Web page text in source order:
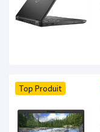
Top Produit